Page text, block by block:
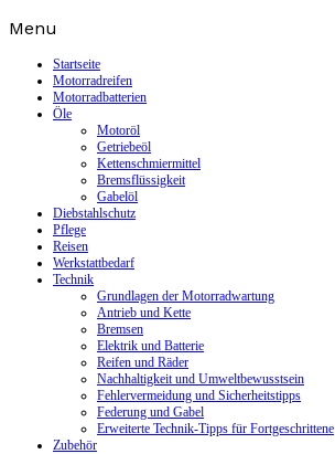
Skip
content
Menu
Startseite
Motorradreifen
Motorradbatterien
Öle
Motoröl
Getriebeöl
Kettenschmiermittel
Bremsflüssigkeit
Gabelöl
Diebstahlschutz
Pflege
Reisen
Werkstattbedarf
Technik
Grundlagen der Motorradwartung
Antrieb und Kette
Bremsen
Elektrik und Batterie
Reifen und Räder
Nachhaltigkeit und Umweltbewusstsein
Fehlervermeidung und Sicherheitstipps
Federung und Gabel
Erweiterte Technik-Tipps für Fortgeschrittene
Zubehör